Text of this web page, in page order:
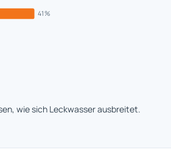
41 %
wie sich Leckwasser ausbreitet.